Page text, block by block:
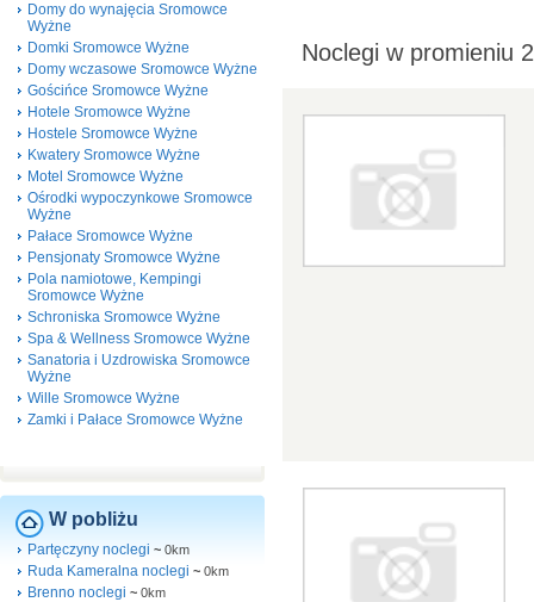
Domy do wynajęcia Sromowce
Wyżne
Domki Sromowce Wyżne
Domy wczasowe Sromowce Wyżne
Gościńce Sromowce Wyżne
Hotele Sromowce Wyżne
Hostele Sromowce Wyżne
Kwatery Sromowce Wyżne
Motel Sromowce Wyżne
Ośrodki wypoczynkowe Sromowce
Wyżne
Pałace Sromowce Wyżne
Pensjonaty Sromowce Wyżne
Pola namiotowe, Kempingi
Sromowce Wyżne
Schroniska Sromowce Wyżne
Spa & Wellness Sromowce Wyżne
Sanatoria i Uzdrowiska Sromowce
Wyżne
Wille Sromowce Wyżne
Zamki i Pałace Sromowce Wyżne
W pobliżu
Partęczyny noclegi ~ 0km
Ruda Kameralna noclegi ~ 0km
Brenno noclegi ~ 0km
Noclegi w promieniu